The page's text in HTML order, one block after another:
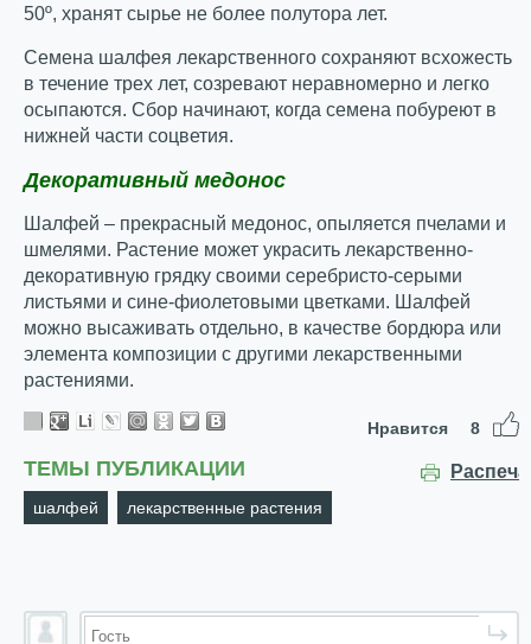
50º, хранят сырье не более полутора лет.
Семена шалфея лекарственного сохраняют всхожесть
в течение трех лет, созревают неравномерно и легко
осыпаются. Сбор начинают, когда семена побуреют в
нижней части соцветия.
Декоративный медонос
Шалфей – прекрасный медонос, опыляется пчелами и
шмелями. Растение может украсить лекарственно-
декоративную грядку своими серебристо-серыми
листьями и сине-фиолетовыми цветками. Шалфей
можно высаживать отдельно, в качестве бордюра или
элемента композиции с другими лекарственными
растениями.
Нравится 8
ТЕМЫ ПУБЛИКАЦИИ
шалфей лекарственные растения